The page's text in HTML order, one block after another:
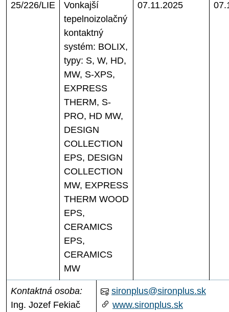
25/226/LIE
Vonkajší
tepelnoizolačný
kontaktný
systém: BOLIX,
typy: S, W, HD,
MW, S-XPS,
EXPRESS
THERM, S-
PRO, HD MW,
DESIGN
COLLECTION
EPS, DESIGN
COLLECTION
MW, EXPRESS
THERM WOOD
EPS,
CERAMICS
EPS,
CERAMICS
MW
07.11.2025
Kontaktná osoba:
Ing. Jozef Fekiač
sironplus@sironplus.sk
www.sironplus.sk